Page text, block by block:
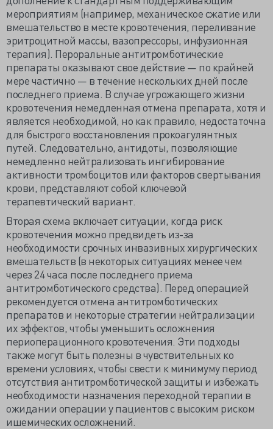
мероприятиям (например, механическое сжатие или
вмешательство в месте кровотечения, переливание
эритроцитной массы, вазопрессоры, инфузионная
терапия). Пероральные антитромботические
препараты оказывают свое действие — по крайней
мере частично — в течение нескольких дней после
последнего приема. В случае угрожающего жизни
кровотечения немедленная отмена препарата, хотя и
является необходимой, но как правило, недостаточна
для быстрого восстановления прокоагулянтных
путей. Следовательно, антидоты, позволяющие
немедленно нейтрализовать ингибирование
активности тромбоцитов или факторов свертывания
крови, представляют собой ключевой
терапевтический вариант.
Вторая схема включает ситуации, когда риск
кровотечения можно предвидеть из-за
необходимости срочных инвазивных хирургических
вмешательств (в некоторых ситуациях менее чем
через 24 часа после последнего приема
антитромботического средства). Перед операцией
рекомендуется отмена антитромботических
препаратов и некоторые стратегии нейтрализации
их эффектов, чтобы уменьшить осложнения
периоперационного кровотечения. Эти подходы
также могут быть полезны в чувствительных ко
времени условиях, чтобы свести к минимуму период
отсутствия антитромботической защиты и избежать
необходимости назначения переходной терапии в
ожидании операции у пациентов с высоким риском
ишемических осложнений.